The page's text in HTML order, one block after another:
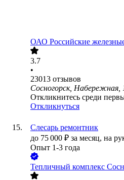
ОАО Российские
3.7
•
23013 отзывов
Сосногорск, Набережная,
Откликнитесь среди
Откликнуться
Слесарь ремонтник
до 75 000 ₽ за месяц, на
Опыт 1-3 года
Тепличный комплекс